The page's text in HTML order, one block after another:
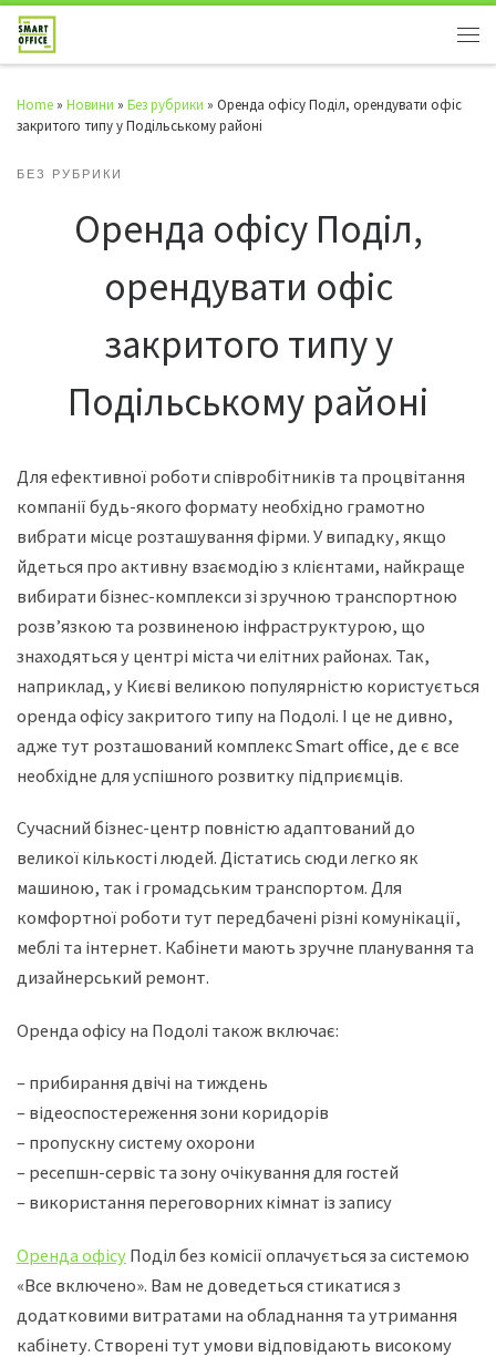
Home » Новини » Без рубрики » Оренда офісу Поділ, орендувати офіс
закритого типу у Подільському районі
БЕЗ РУБРИКИ
Оренда офісу Поділ,
орендувати офіс
закритого типу у
Подільському районі
Для ефективної роботи співробітників та процвітання
компанії будь-якого формату необхідно грамотно
вибрати місце розташування фірми. У випадку, якщо
йдеться про активну взаємодію з клієнтами, найкраще
вибирати бізнес-комплекси зі зручною транспортною
розв’язкою та розвиненою інфраструктурою, що
знаходяться у центрі міста чи елітних районах. Так,
наприклад, у Києві великою популярністю користується
оренда офісу закритого типу на Подолі. І це не дивно,
адже тут розташований комплекс Smart office, де є все
необхідне для успішного розвитку підприємців.
Сучасний бізнес-центр повністю адаптований до
великої кількості людей. Дістатись сюди легко як
машиною, так і громадським транспортом. Для
комфортної роботи тут передбачені різні комунікації,
меблі та інтернет. Кабінети мають зручне планування та
дизайнерський ремонт.
Оренда офісу на Подолі також включає:
– прибирання двічі на тиждень
– відеоспостереження зони коридорів
– пропускну систему охорони
– ресепшн-сервіс та зону очікування для гостей
– використання переговорних кімнат із запису
Оренда офісу Поділ без комісії оплачується за системою
«Все включено». Вам не доведеться стикатися з
додатковими витратами на обладнання та утримання
кабінету. Створені тут умови відповідають високому